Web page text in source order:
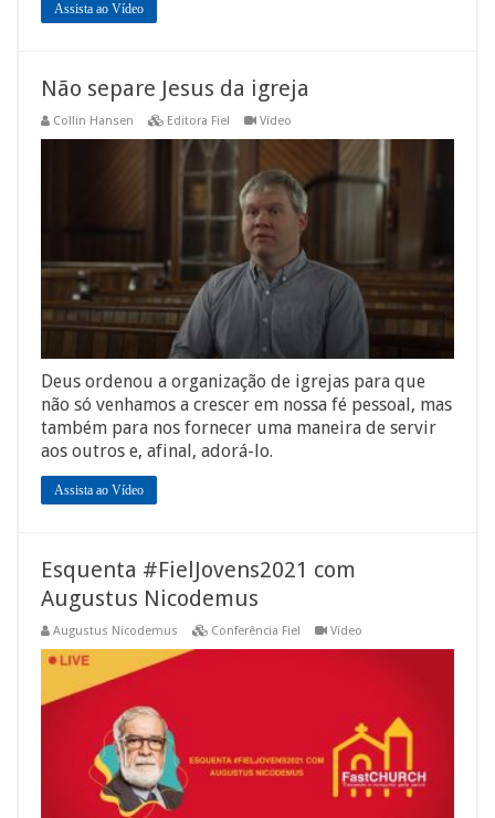
Assista ao Vídeo
Não separe Jesus da igreja
Collin Hansen Editora Fiel Vídeo
Deus ordenou a organização de igrejas para que
não só venhamos a crescer em nossa fé pessoal, mas
também para nos fornecer uma maneira de servir
aos outros e, afinal, adorá-lo.
Assista ao Vídeo
Esquenta #FielJovens2021 com
Augustus Nicodemus
Augustus Nicodemus Conferência Fiel Vídeo